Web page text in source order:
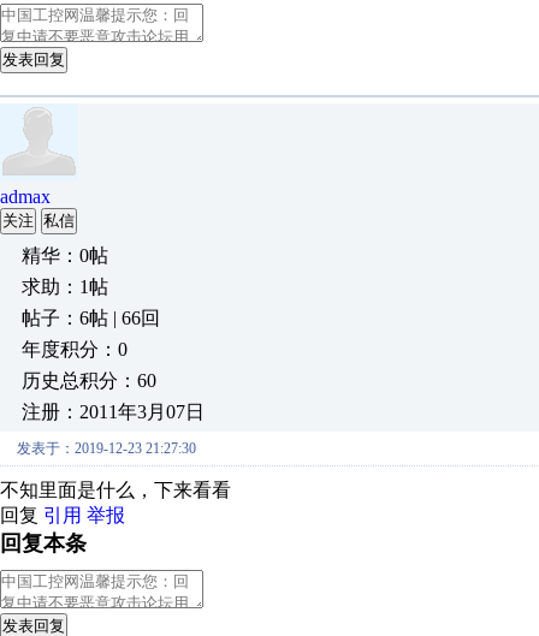
发表回复
admax
关注 私信
精华：0帖
求助：1帖
帖子：6帖 | 66回
年度积分：0
历史总积分：60
注册：2011年3月07日
发表于：2019-12-23 21:27:30
不知里面是什么，下来看看
回复 引用 举报
回复本条
发表回复